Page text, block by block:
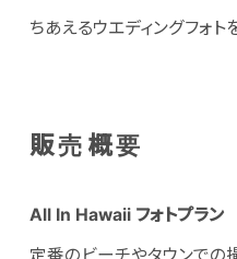
ちあえるウエディングフォト
販売概要
All In Hawaii フォトプラン